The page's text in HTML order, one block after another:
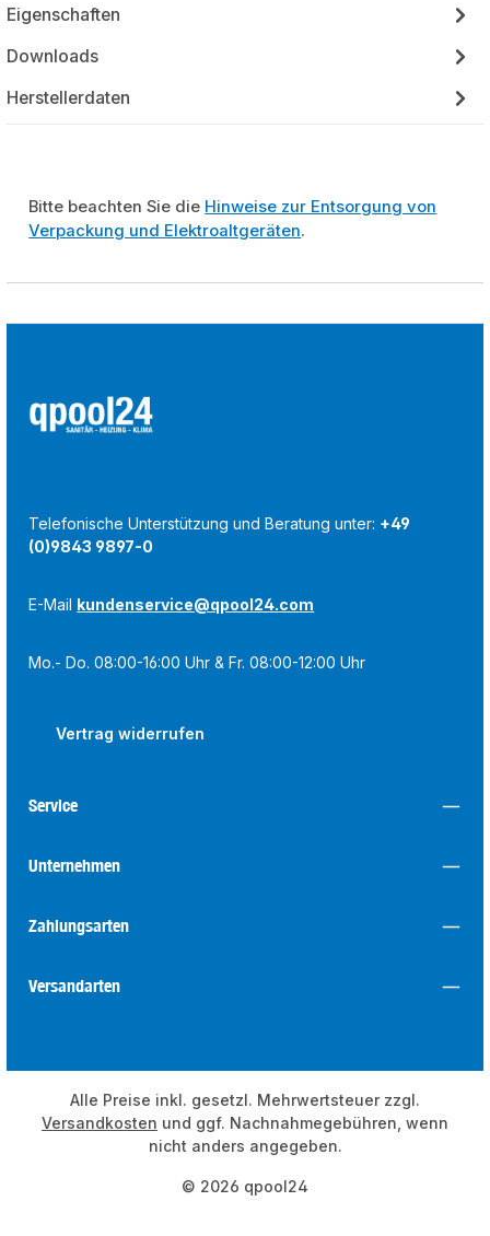
Eigenschaften
Downloads
Herstellerdaten
Bitte beachten Sie die Hinweise zur Entsorgung von
Verpackung und Elektroaltgeräten.
Telefonische Unterstützung und Beratung unter: +49
(0)9843 9897-0
E-Mail kundenservice@qpool24.com
Mo.- Do. 08:00-16:00 Uhr & Fr. 08:00-12:00 Uhr
Vertrag widerrufen
Service
Unternehmen
Zahlungsarten
Versandarten
© 2026 qpool24
Alle Preise inkl. gesetzl. Mehrwertsteuer zzgl.
Versandkosten und ggf. Nachnahmegebühren, wenn
nicht anders angegeben.